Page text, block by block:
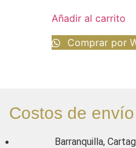
Añadir al carrito
Comprar por
Costos de
Barranquilla,